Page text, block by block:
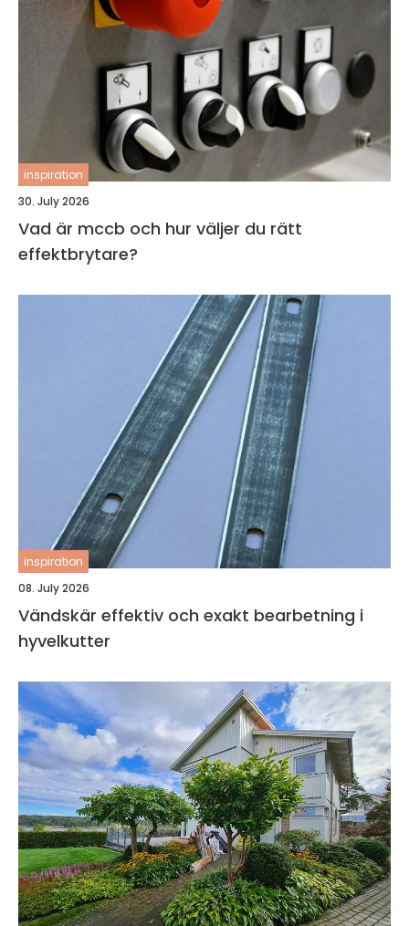
inspiration
30. July 2026
Vad är mccb och hur väljer du rätt
effektbrytare?
inspiration
08. July 2026
Vändskär effektiv och exakt bearbetning i
hyvelkutter